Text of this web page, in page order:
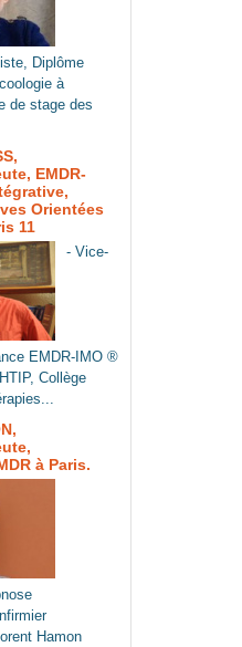
Diplôme
à
de stage des
EMDR-
Orientées
11
- Vice-
EMDR-IMO ®
Collège
à Paris.
Hamon